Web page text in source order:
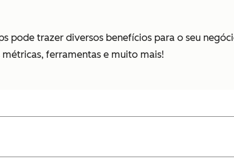
pode trazer diversos benefícios para o seu
ferramentas e muito mais!